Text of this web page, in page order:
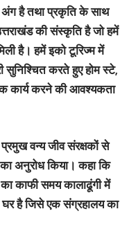
है तथा प्रकृति के साथ
की संस्कृति है जो हमें
है। हमें इको टूरिज्म में
सुनिश्चित करते हुए होम स्टे,
कार्य करने की आवश्यकता
वन्य जीव संरक्षकों से
अनुरोध किया। कहा कि
काफी समय कालाढूंगी में
घर है जिसे एक संग्रहालय का